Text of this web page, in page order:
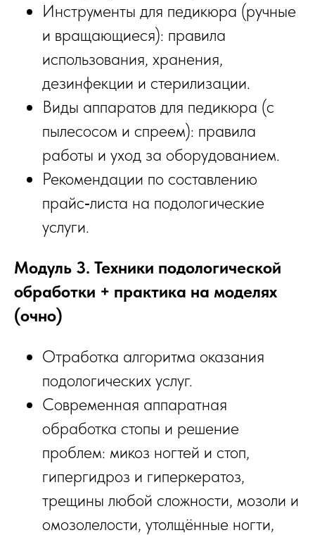
Инструменты для педикюра (ручные
и вращающиеся): правила
использования, хранения,
дезинфекции и стерилизации.
Виды аппаратов для педикюра (с
пылесосом и спреем): правила
работы и уход за оборудованием.
Рекомендации по составлению
прайс‑листа на подологические
услуги.
Модуль 3. Техники подологической
обработки + практика на моделях
(очно)
Отработка алгоритма оказания
подологических услуг.
Современная аппаратная
обработка стопы и решение
проблем: микоз ногтей и стоп,
гипергидроз и гиперкератоз,
трещины любой сложности, мозоли и
омозолелости, утолщённые ногти,